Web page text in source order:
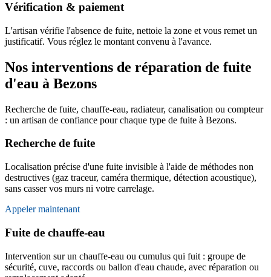
Vérification & paiement
L'artisan vérifie l'absence de fuite, nettoie la zone et vous remet un
justificatif. Vous réglez le montant convenu à l'avance.
Nos interventions de réparation de fuite
d'eau à Bezons
Recherche de fuite, chauffe-eau, radiateur, canalisation ou compteur
: un artisan de confiance pour chaque type de fuite à Bezons.
Recherche de fuite
Localisation précise d'une fuite invisible à l'aide de méthodes non
destructives (gaz traceur, caméra thermique, détection acoustique),
sans casser vos murs ni votre carrelage.
Appeler maintenant
Fuite de chauffe-eau
Intervention sur un chauffe-eau ou cumulus qui fuit : groupe de
sécurité, cuve, raccords ou ballon d'eau chaude, avec réparation ou